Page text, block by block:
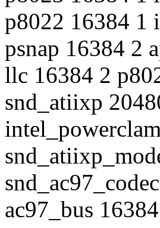
p8022 16384 1
psnap 16384 2
llc 16384 2
snd_atiixp
ac97_bus